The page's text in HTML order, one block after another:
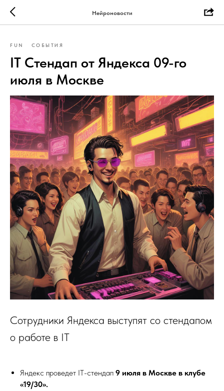
Нейроновости
FUN СОБЫТИЯ
IT Стендап от Яндекса 09-го
июля в Москве
Сотрудники Яндекса выступят со стендапом
о работе в IT
Яндекс проведет IT-стендап 9 июля в Москве в клубе
«19/30».